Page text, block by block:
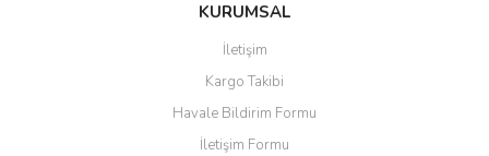
KURUMSAL
İletişim
Kargo Takibi
Havale Bildirim Formu
İletişim Formu